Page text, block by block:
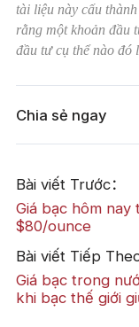
tài liệu này cấu
rằng một khoản đầu
đầu tư cụ thể nào đó
Chia sẻ ngay
Bài viết Trước：
Giá bạc hôm nay
$80/ounce
Bài viết Tiếp Theo
Giá bạc trong
khi bạc thế giới